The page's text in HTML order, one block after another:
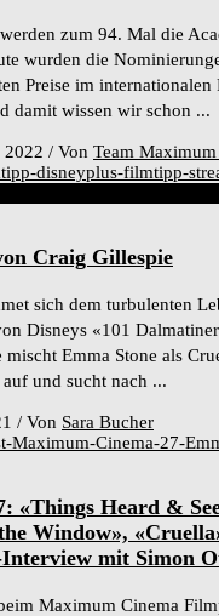
zum 94. Mal die
wurden die
Preise im internationalen
damit wissen wir schon ...
2022 / Von Team
Craig Gillespie
sich dem turbulenten
Disneys «101
mischt Emma Stone als
und sucht nach ...
/ Von Sara Bucher
«Things Heard &
Window»,
mit Simon
Maximum Cinema